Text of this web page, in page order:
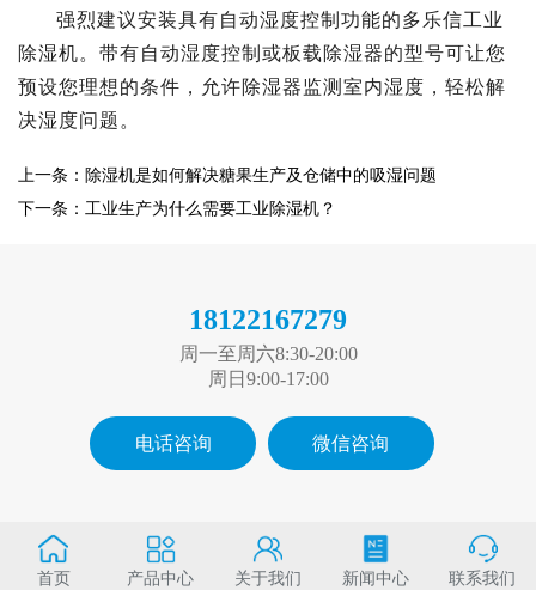
强烈建议安装具有自动湿度控制功能的多乐信工业
除湿机。带有自动湿度控制或板载除湿器的型号可让您
预设您理想的条件 ， 允许除湿器监测室内湿度， 轻松解
决湿度问题。
上一条：除湿机是如何解决糖果生产及仓储中的吸湿问题
下一条：工业生产为什么需要工业除湿机？
首页 产品中心 关于我们 新闻中心 联系我们
18122167279
周一至周六8:30-20:00
周日9:00-17:00
电话咨询 微信咨询